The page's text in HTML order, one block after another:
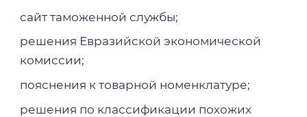
сайт таможенной службы;
решения Евразийской экономической
комиссии;
пояснения к товарной номенклатуре;
решения по классификации похожих